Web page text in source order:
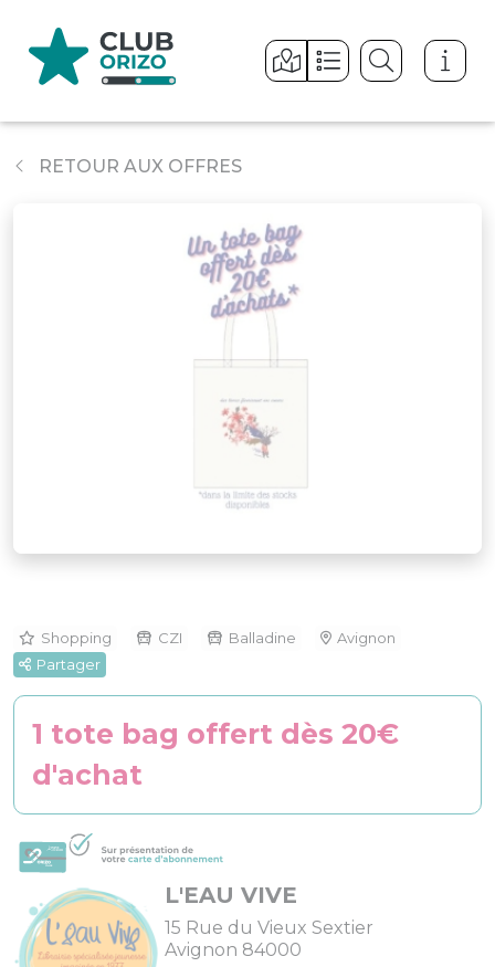
RETOUR AUX OFFRES
Shopping CZI Balladine
Avignon
Partager
1 tote bag offert dès 20€
d'achat
L'EAU VIVE
15 Rue du Vieux Sextier
Avignon 84000